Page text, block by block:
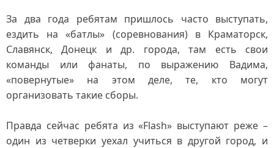
За два года ребятам пришлось часто выступать,
ездить на «батлы» (соревнования) в Краматорск,
Славянск, Донецк и др. города, там есть свои
команды или фанаты, по выражению Вадима,
«повернутые» на этом деле, те, кто могут
организовать такие сборы.
Правда сейчас ребята из «Flash» выступают реже –
один из четверки уехал учиться в другой город, и